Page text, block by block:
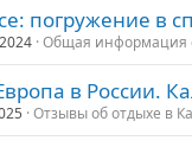
погружение в
Общая информация
в России.
Отзывы об отдыхе в